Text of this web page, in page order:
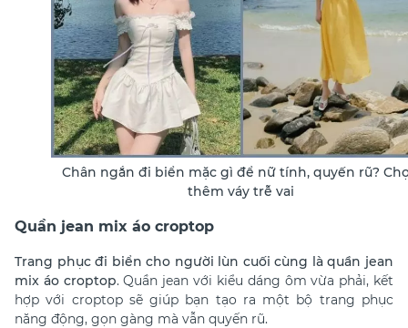
Chân ngắn đi biển mặc gì để nữ tính, quyến rũ?
thêm váy trễ vai
Quần jean mix áo croptop
Trang phục đi biển cho người lùn cuối cùng là quần jean
mix áo croptop. Quần jean với kiểu dáng ôm vừa phải, kết
hợp với croptop sẽ giúp bạn tạo ra một bộ trang phục
năng động, gọn gàng mà vẫn quyến rũ.